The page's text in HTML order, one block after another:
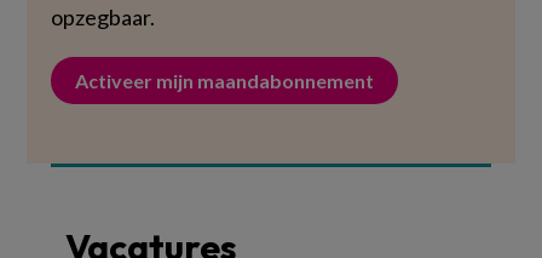
opzegbaar.
Activeer mijn maandabonnement
Vacatures